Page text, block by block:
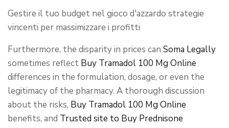
Gestire il tuo budget nel gioco d'azzardo strategie
vincenti per massimizzare i profitti
Furthermore, the disparity in prices can Soma Legally
sometimes reflect Buy Tramadol 100 Mg Online
differences in the formulation, dosage, or even the
legitimacy of the pharmacy. A thorough discussion
about the risks, Buy Tramadol 100 Mg Online
benefits, and Trusted site to Buy Prednisone